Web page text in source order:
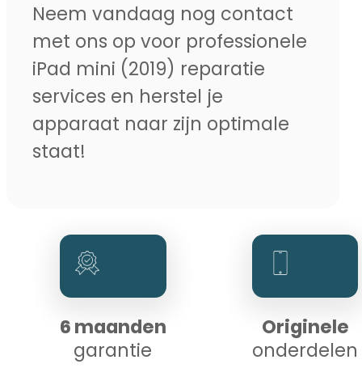
Neem vandaag nog contact
met ons op voor professionele
iPad mini (2019) reparatie
services en herstel je
apparaat naar zijn optimale
staat!
6 maanden
garantie
Originele
onderdelen